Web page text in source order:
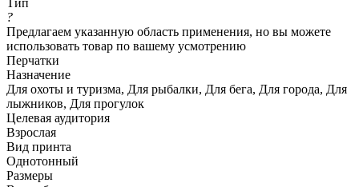
?
Предлагаем указанную область применения, но вы можете
использовать товар по вашему усмотрению
Перчатки
Назначение
Для охоты и туризма, Для рыбалки, Для бега, Для города, Для
лыжников, Для прогулок
Целевая аудитория
Взрослая
Вид принта
Однотонный
Размеры